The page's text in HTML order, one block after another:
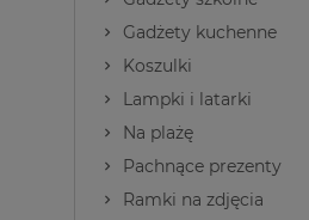
Gadżety kuchenne
Koszulki
Lampki i latarki
Na plażę
Pachnące prezenty
Ramki na zdjęcia